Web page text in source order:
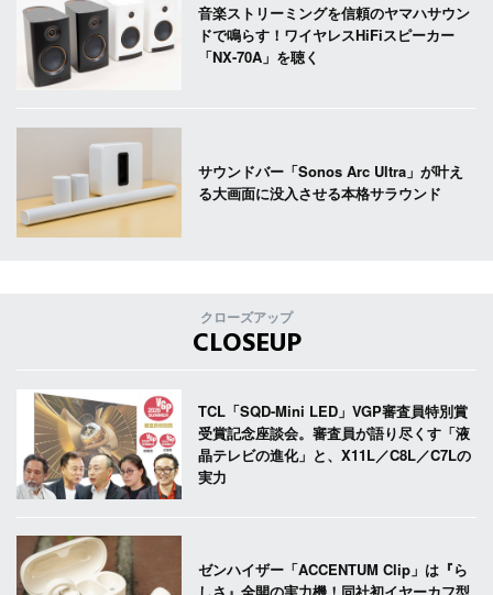
音楽ストリーミングを信頼のヤマハサウン
ドで鳴らす！ワイヤレスHiFiスピーカー
「NX-70A」を聴く
サウンドバー「Sonos Arc Ultra」が叶え
る大画面に没入させる本格サラウンド
クローズアップ
CLOSEUP
TCL「SQD-Mini LED」VGP審査員特別賞
受賞記念座談会。審査員が語り尽くす「液
晶テレビの進化」と、X11L／C8L／C7Lの
実力
ゼンハイザー「ACCENTUM Clip」は『ら
しさ』全開の実力機！同社初イヤーカフ型